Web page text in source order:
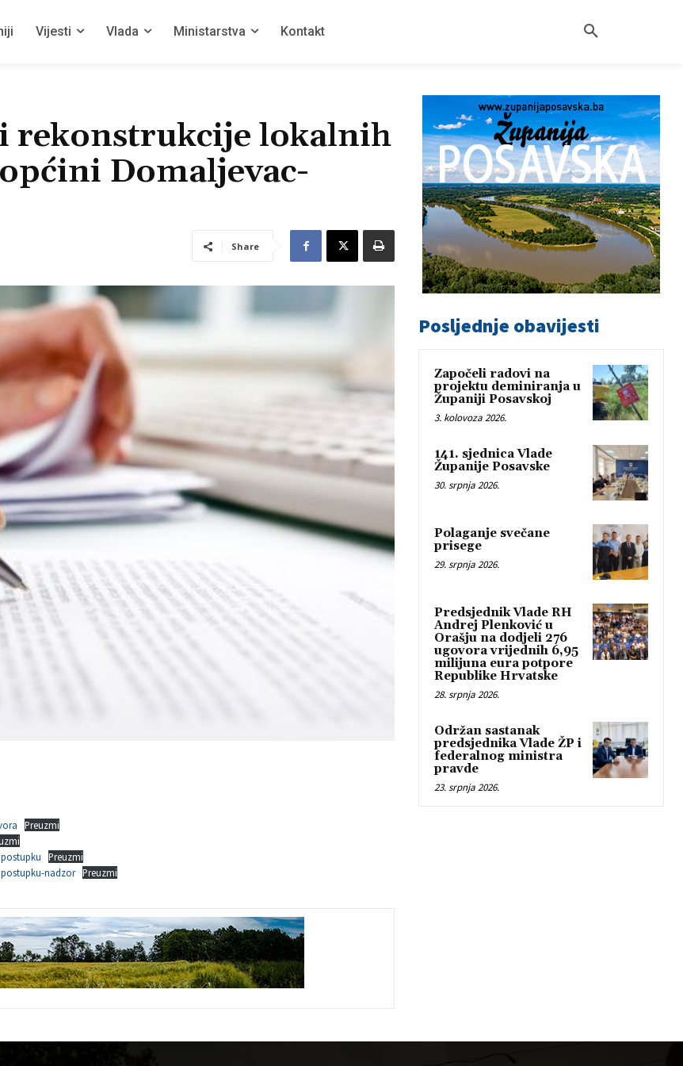
Vijesti Vlada Ministarstva Kontakt
rekonstrukcije lokalnih
Domaljevac-
Share
Preuzmi
Preuzmi
nadzor Preuzmi
Posljednje obavijesti
Započeli radovi na
projektu deminiranja u
Županiji Posavskoj
3. kolovoza 2026.
141. sjednica Vlade
Županije Posavske
30. srpnja 2026.
Polaganje svečane
prisege
29. srpnja 2026.
Predsjednik Vlade RH
Andrej Plenković u
Orašju na dodjeli 276
ugovora vrijednih 6,95
milijuna eura potpore
Republike Hrvatske
28. srpnja 2026.
Održan sastanak
predsjednika Vlade ŽP i
federalnog ministra
pravde
23. srpnja 2026.